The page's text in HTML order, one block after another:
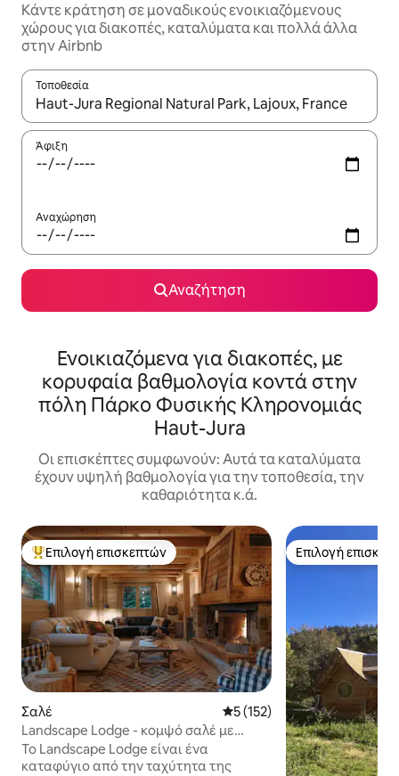
Κάντε κράτηση σε μοναδικούς ενοικιαζόμενους
χώρους για διακοπές, καταλύματα και πολλά άλλα
στην Airbnb
Τοποθεσία
Όταν τα αποτελέσματα είναι διαθέσιμα, μπορείτε να
Άφιξη
Αναχώρηση
Αναζήτηση
Ενοικιαζόμενα για διακοπές, με
κορυφαία βαθμολογία κοντά στην
πόλη Πάρκο Φυσικής Κληρονομιάς
Haut-Jura
Οι επισκέπτες συμφωνούν: Αυτά τα καταλύματα
έχουν υψηλή βαθμολογία για την τοποθεσία, την
καθαριότητα κ.ά.
Κορυφαία επιλογή επισκεπτών
Επιλογή επισκεπτών
Σαλέ Μέση βαθμολογία: 5 στα 5,
5 (152)
Landscape Lodge - κομψό σαλέ με
εκπληκτική θέα
Το Landscape Lodge είναι ένα
καταφύγιο από την ταχύτητα της
Επιλογή
Επιλογή